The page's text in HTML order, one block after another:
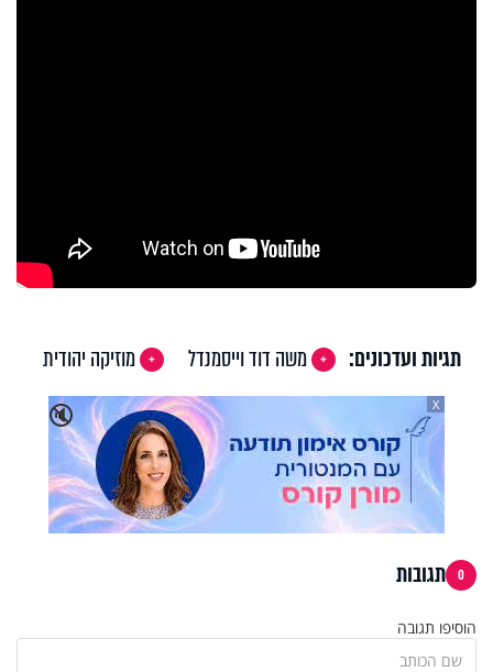
תגיות ועדכונים: משה דוד וייסמנדל
מוזיקה יהודית
🔇
X
0 תגובות
הוסיפו תגובה